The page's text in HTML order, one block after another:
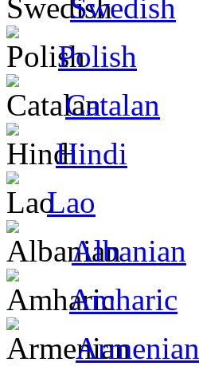
Swedish
Polish
Catalan
Hindi
Lao
Albanian
Amharic
Armenian